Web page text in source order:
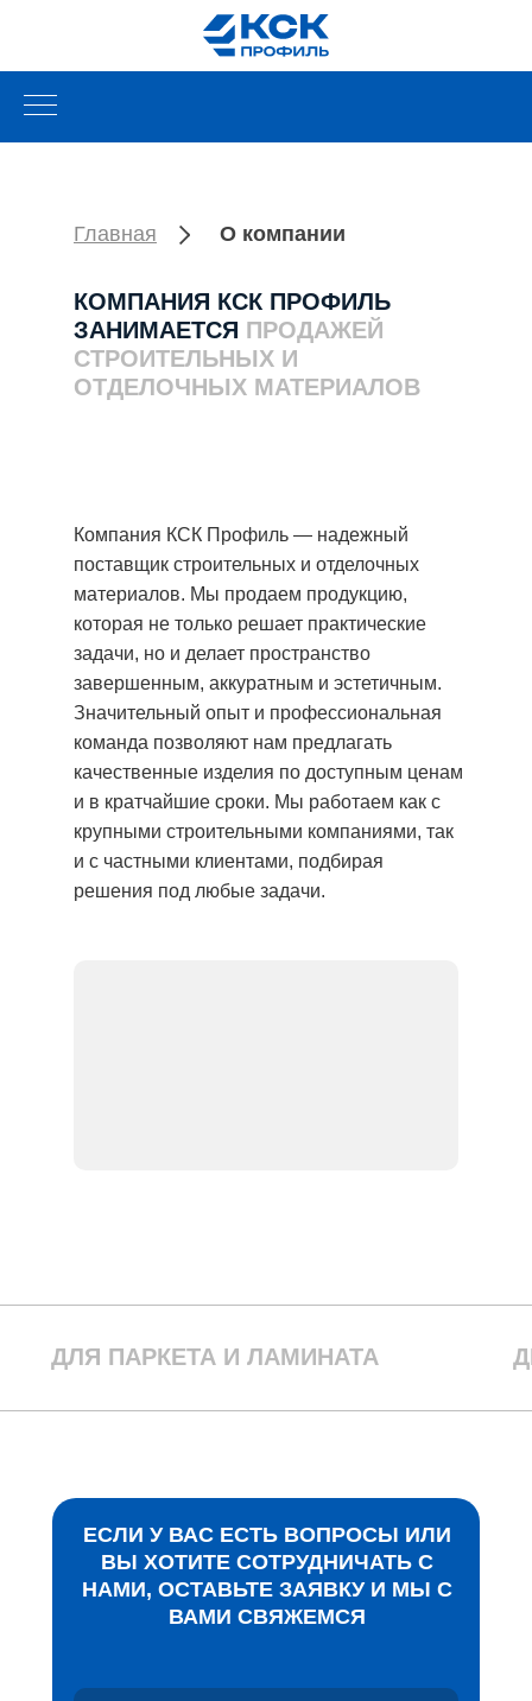
КОМПАНИЯ КСК ПРОФИЛЬ
ЗАНИМАЕТСЯ ПРОДАЖЕЙ
СТРОИТЕЛЬНЫХ И
ОТДЕЛОЧНЫХ МАТЕРИАЛОВ
Главная О компании
Компания КСК Профиль — надежный
поставщик строительных и отделочных
материалов. Мы продаем продукцию,
которая не только решает практические
задачи, но и делает пространство
завершенным, аккуратным и эстетичным.
Значительный опыт и профессиональная
команда позволяют нам предлагать
качественные изделия по доступным ценам
и в кратчайшие сроки. Мы работаем как с
крупными строительными компаниями, так
и с частными клиентами, подбирая
решения под любые задачи.
ДЛЯ ПАРКЕТА И ЛАМИНАТА
ЕСЛИ У ВАС ЕСТЬ ВОПРОСЫ ИЛИ
ВЫ ХОТИТЕ СОТРУДНИЧАТЬ С
НАМИ, ОСТАВЬТЕ ЗАЯВКУ И МЫ С
ВАМИ СВЯЖЕМСЯ